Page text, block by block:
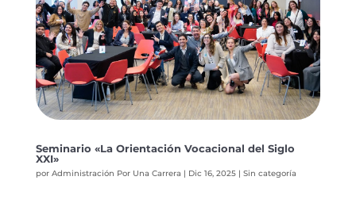
Seminario «La Orientación Vocacional del Siglo
XXI»
por Administración Por Una Carrera | Dic 16, 2025| Sin categoría